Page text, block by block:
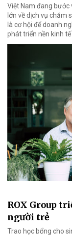
Việt Nam đang bước
lớn về dịch vụ chăm
là cơ hội để doanh
phát triển nền kinh tế
ROX Group
người trẻ
Trao học bổng cho